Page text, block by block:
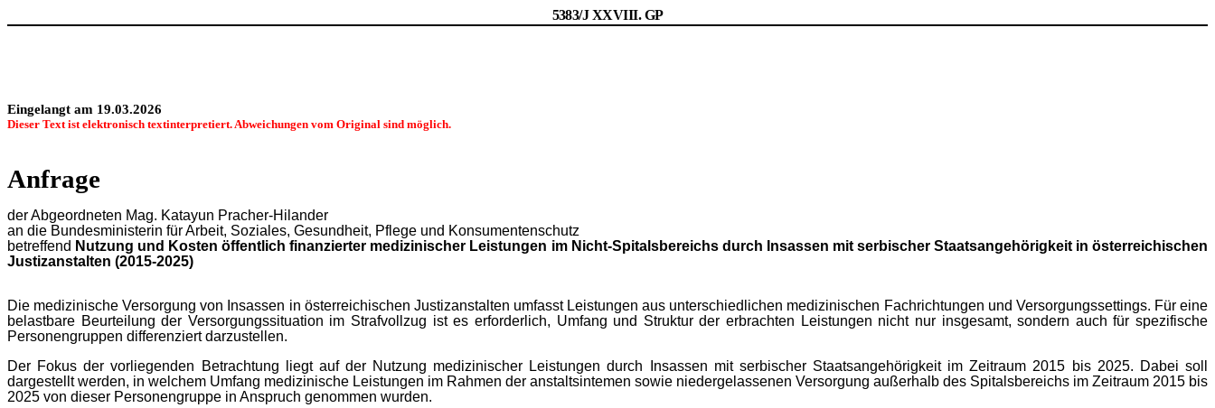
5383/J XXVIII. GP
Eingelangt am 19.03.2026
Dieser Text ist elektronisch textinterpretiert. Abweichungen vom Original sind möglich.
Anfrage
der Abgeordneten Mag. Katayun Pracher-Hilander
an die Bundesministerin für Arbeit, Soziales, Gesundheit, Pflege und Konsumenten­schutz
betreffend Nutzung und Kosten öffentlich finanzierter medizinischer Leistungen im Nicht-Spitalsbereichs durch Insassen mit serbischer Staatsangehörigkeit in österreichischen
Justizanstalten (2015-2025)
Die medizinische Versorgung von Insassen in österreichischen Justizanstalten umfasst Leistungen aus unterschiedlichen medizinischen Fachrichtungen und Versorgungssettings. Für eine
belastbare Beurteilung der Versorgungssituation im Strafvollzug ist es erforderlich, Umfang und Struktur der erbrachten Leistungen nicht nur insgesamt, sondern auch für spezifische
Personengruppen differenziert darzustellen.
Der Fokus der vorliegenden Betrachtung liegt auf der Nutzung medizinischer Leistungen durch Insassen mit serbischer Staatsangehörigkeit im Zeitraum 2015 bis 2025. Dabei soll
dargestellt werden, in welchem Umfang medizinische Leistungen im Rahmen der anstaltsintemen sowie niedergelassenen Versorgung außerhalb des Spitalsbereichs im Zeitraum 2015 bis
2025 von dieser Personengruppe in Anspruch genommen wurden.